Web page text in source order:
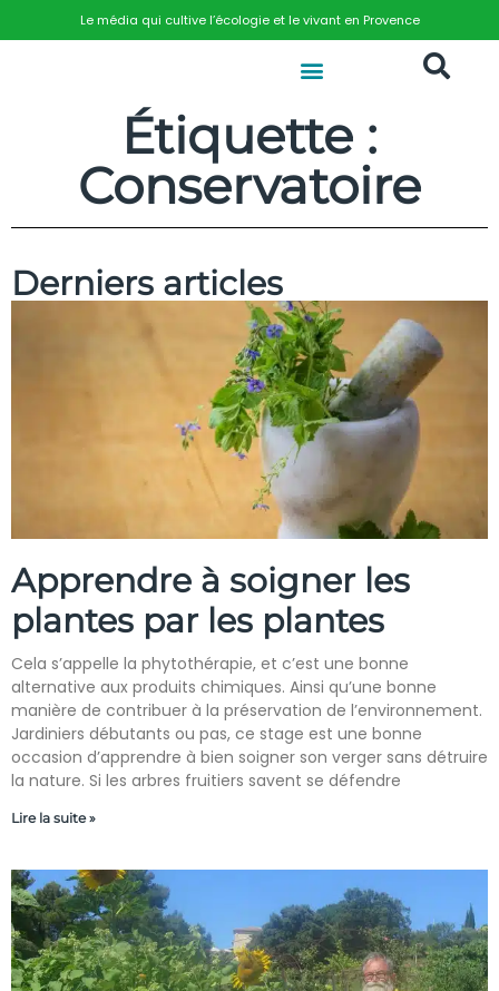
Le média qui cultive l’écologie et le vivant en Provence
Étiquette :
Conservatoire
Derniers articles
Apprendre à soigner les
plantes par les plantes
Cela s’appelle la phytothérapie, et c’est une bonne
alternative aux produits chimiques. Ainsi qu’une bonne
manière de contribuer à la préservation de l’environnement.
Jardiniers débutants ou pas, ce stage est une bonne
occasion d’apprendre à bien soigner son verger sans détruire
la nature. Si les arbres fruitiers savent se défendre
Lire la suite »